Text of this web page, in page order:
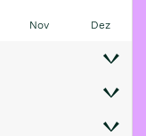
Nov Dez